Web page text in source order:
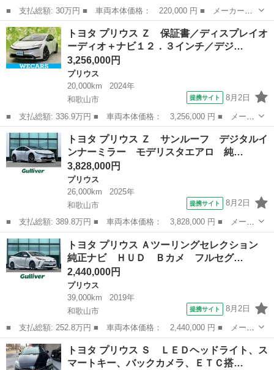
■ 支払総額: 30万円 ■ 車両本体価格： 220,000 円 ■ メーカー
名： トヨタ ■ 車種名： プリウス ■ グレード名： Ｓ ■ 排気
量： 1800cc ■ ドア枚数： 5D ■ ミッション： CVT ■ 店舗...
大阪 阪南市 プリウス
トヨタ プリウス Ｚ 保証書／ディスプレイオ
ーディオ＋ナビ１２．３インチ／デジ…
3,256,000円
プリウス
20,000km
2024年
和歌山市
提携サイト 8月2日
■ 支払総額: 336.9万円 ■ 車両本体価格： 3,256,000 円 ■ メーカ
ー名： トヨタ ■ 車種名： プリウス ■ グレード名： Ｚ 保証
書／ディスプレイオーディオ＋ナビ１２．３インチ／デジタルインナ
ーミラー...
和歌山 和歌山市 プリウス
トヨタ プリウス Ｚ サンルーフ デジタルイ
ンナーミラー モデリスタエアロ 純…
3,828,000円
プリウス
26,000km
2025年
和歌山市
提携サイト 8月2日
■ 支払総額: 389.8万円 ■ 車両本体価格： 3,828,000 円 ■ メーカ
ー名： トヨタ ■ 車種名： プリウス ■ グレード名： Ｚ サン
ルーフ デジタルインナーミラー モデリスタエアロ 純正ナビ 全
方位カメ...
和歌山 和歌山市 プリウス
トヨタ プリウス Ａツーリングセレクション
純正ナビ ＨＵＤ Ｂカメ フルセグ…
2,440,000円
プリウス
39,000km
2019年
和歌山市
提携サイト 8月2日
■ 支払総額: 252.8万円 ■ 車両本体価格： 2,440,000 円 ■ メーカ
ー名： トヨタ ■ 車種名： プリウス ■ グレード名： Ａツーリ
ングセレクション 純正ナビ ＨＵＤ Ｂカメ フルセグ レーダー
クルコン...
和歌山 和歌山市 プリウス
トヨタ プリウス Ｓ ＬＥＤヘッドライト、ス
マートキー、バックカメラ、ＥＴＣ搭…